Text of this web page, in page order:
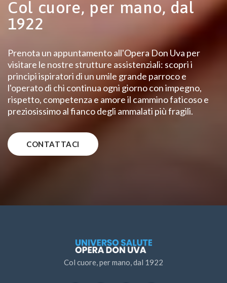
Col cuore, per mano, dal
1922
Prenota un appuntamento all'Opera Don Uva per
visitare le nostre strutture assistenziali: scopri i
principi ispiratori di un umile grande parroco e
l'operato di chi continua ogni giorno con impegno,
rispetto, competenza e amore il cammino faticoso e
preziosissimo al fianco degli ammalati più fragili.
CONTATTACI
Col cuore, per mano, dal 1922